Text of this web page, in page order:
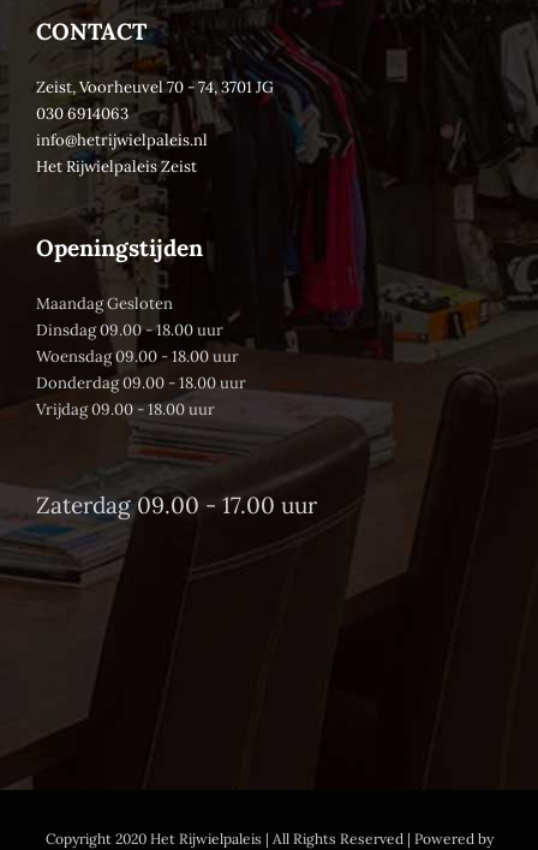
CONTACT
Zeist, Voorheuvel 70 - 74, 3701 JG
030 6914063
info@hetrijwielpaleis.nl
Het Rijwielpaleis Zeist
Openingstijden
Maandag Gesloten
Dinsdag 09.00 - 18.00 uur
Woensdag 09.00 - 18.00 uur
Donderdag 09.00 - 18.00 uur
Vrijdag 09.00 - 18.00 uur
Zaterdag 09.00 - 17.00 uur
Copyright 2020 Het Rijwielpaleis | All Rights Reserved | Powered by